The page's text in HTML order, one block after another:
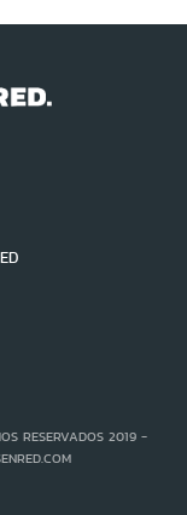
RESERVADOS 2019 -